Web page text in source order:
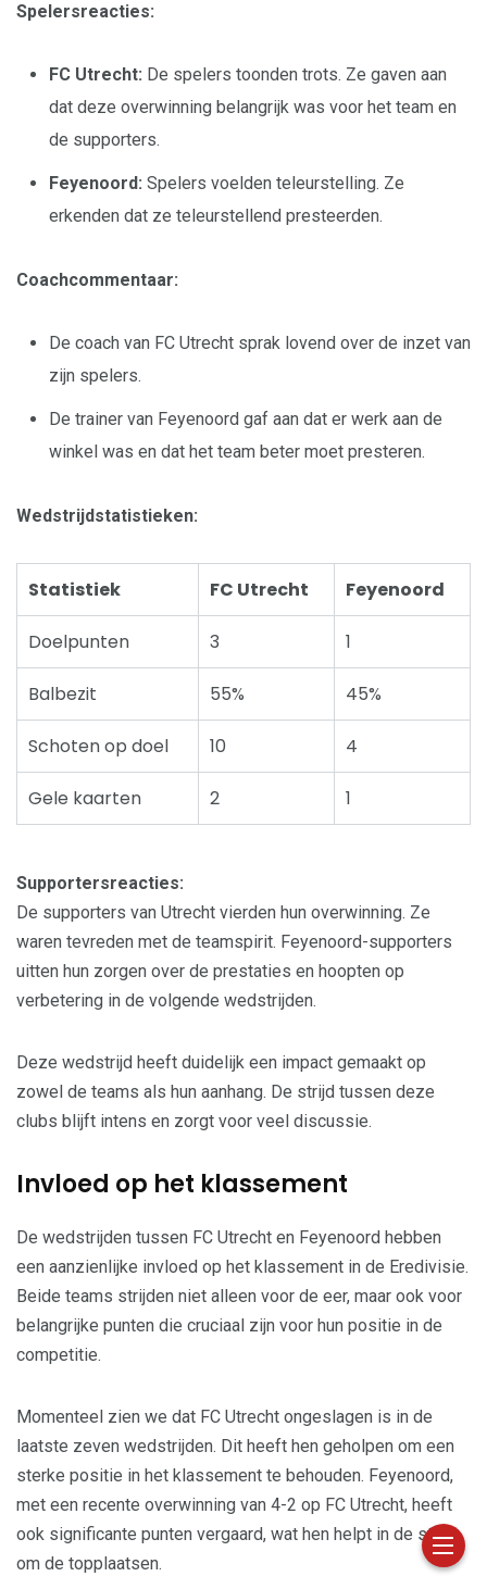
Spelersreacties:
FC Utrecht: De spelers toonden trots. Ze gaven aan
dat deze overwinning belangrijk was voor het team en
de supporters.
Feyenoord: Spelers voelden teleurstelling. Ze
erkenden dat ze teleurstellend presteerden.
Coachcommentaar:
De coach van FC Utrecht sprak lovend over de inzet van
zijn spelers.
De trainer van Feyenoord gaf aan dat er werk aan de
winkel was en dat het team beter moet presteren.
Wedstrijdstatistieken:
Statistiek FC Utrecht Feyenoord
Doelpunten 3 1
Balbezit 55% 45%
Schoten op doel 10 4
Gele kaarten 2 1
Supportersreacties:
De supporters van Utrecht vierden hun overwinning. Ze
waren tevreden met de teamspirit. Feyenoord-supporters
uitten hun zorgen over de prestaties en hoopten op
verbetering in de volgende wedstrijden.
Deze wedstrijd heeft duidelijk een impact gemaakt op
zowel de teams als hun aanhang. De strijd tussen deze
clubs blijft intens en zorgt voor veel discussie.
Invloed op het klassement
De wedstrijden tussen FC Utrecht en Feyenoord hebben
een aanzienlijke invloed op het klassement in de Eredivisie.
Beide teams strijden niet alleen voor de eer, maar ook voor
belangrijke punten die cruciaal zijn voor hun positie in de
competitie.
Momenteel zien we dat FC Utrecht ongeslagen is in de
laatste zeven wedstrijden. Dit heeft hen geholpen om een
sterke positie in het klassement te behouden. Feyenoord,
met een recente overwinning van 4-2 op FC Utrecht, heeft
ook significante punten vergaard, wat hen helpt in de strijd
om de topplaatsen.